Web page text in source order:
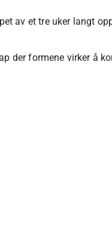
av et tre uker langt
der formene virker å